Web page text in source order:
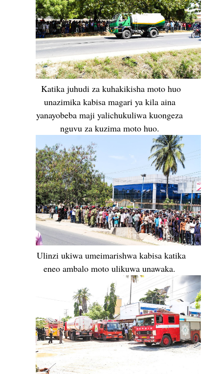
Katika juhudi za kuhakikisha moto huo
unazimika kabisa magari ya kila aina
yanayobeba maji yalichukuliwa kuongeza
nguvu za kuzima moto huo.
Ulinzi ukiwa umeimarishwa kabisa katika
eneo ambalo moto ulikuwa unawaka.